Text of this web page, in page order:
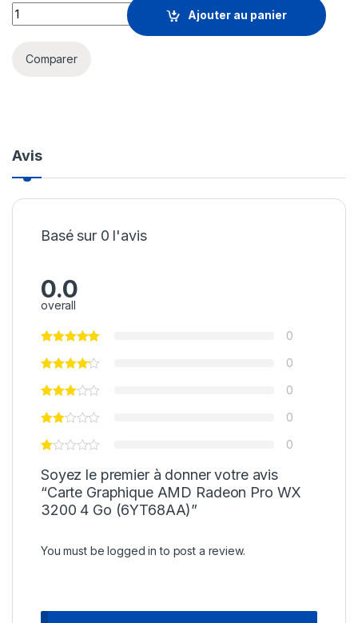
Carte Graphique AMD Radeon Pro WX 3200 4 Go (6YT68AA)
Ajouter au panier
Comparer
Avis
Basé sur 0 l'avis
0.0
overall
0
0
0
0
0
Soyez le premier à donner votre avis
“Carte Graphique AMD Radeon Pro WX
3200 4 Go (6YT68AA)”
You must belogged in to post a review.